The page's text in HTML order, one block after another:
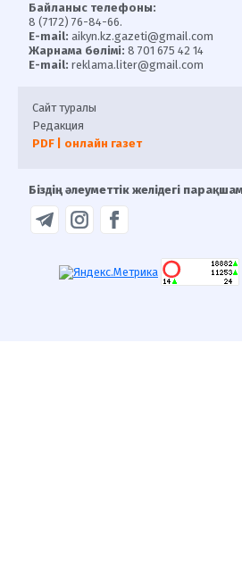
Байланыс телефоны:
8 (7172) 76-84-66.
E-mail: aikyn.kz.gazeti@gmail.com
Жарнама бөлімі: 8 701 675 42 14
E-mail: reklama.liter@gmail.com
Сайт туралы
Редакция
PDF | онлайн газет
Біздің әлеуметтік желідегі